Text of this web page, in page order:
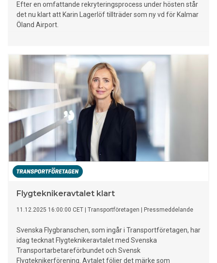
Efter en omfattande rekryteringsprocess under hösten står
det nu klart att Karin Lagerlöf tillträder som ny vd för Kalmar
Öland Airport.
Flygteknikeravtalet klart
11.12.2025 16:00:00 CET Transportföretagen Pressmeddelande
Svenska Flygbranschen, som ingår i Transportföretagen, har
idag tecknat Flygteknikeravtalet med Svenska
Transportarbetareförbundet och Svensk
Flygteknikerförening. Avtalet följer det märke som